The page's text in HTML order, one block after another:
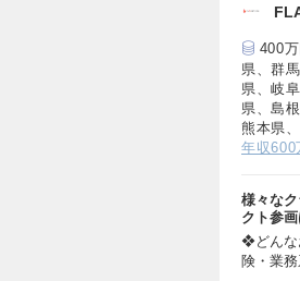
400
県、群
県、岐
県、島
熊本県
年収600
様々な
クト参
❖どんな
険・業